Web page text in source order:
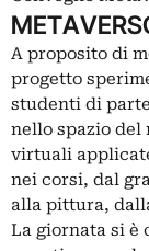
A proposito di
progetto
studenti di
nello spazio del
virtuali
nei corsi, dal
alla pittura,
La giornata si è